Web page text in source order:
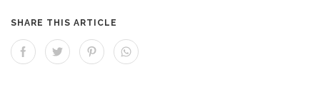
SHARE THIS ARTICLE